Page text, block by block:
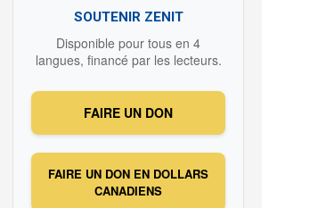
SOUTENIR ZENIT
Disponible pour tous en 4
langues, financé par les lecteurs.
FAIRE UN DON
FAIRE UN DON EN DOLLARS
CANADIENS